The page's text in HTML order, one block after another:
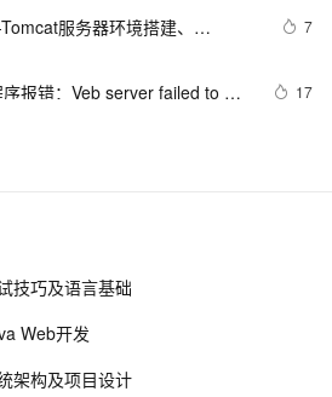
服务器环境搭建、
7
报错：Veb server failed to
17
看完我佛了（下）
开立刻“意外退出”的解决方法
技巧及语言基础
Web开发
架构及项目设计